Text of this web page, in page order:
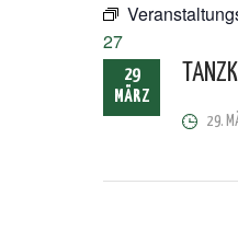
27
29
MÄRZ
29.